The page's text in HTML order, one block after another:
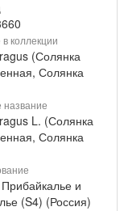
коллекции
(Солянка
Солянка
L. (Солянка
Солянка
и
(S4) (Россия)